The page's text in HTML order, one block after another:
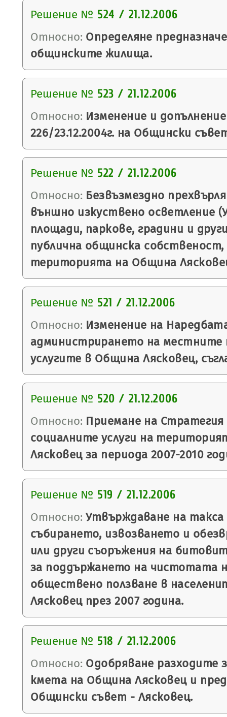
Решение № 524 / 21.12.2006
Относно: Определяне
общинските жилища.
Решение № 523 / 21.12.2006
Относно: Изменение и
226/23.12.2004г. на Общински
Решение № 522 / 21.12.2006
Относно: Безвъзмездно
външно изкуствено осветление
площади, паркове, градини и
публична общинска
територията на Община
Решение № 521 / 21.12.2006
Относно: Изменение на
администрирането на местните
услугите в Община Лясковец,
Решение № 520 / 21.12.2006
Относно: Приемане на
социалните услуги на
Лясковец за периода 2007-2010
Решение № 519 / 21.12.2006
Относно: Утвърждаване на такса
събирането, извозването и
или други съоръжения на
за поддържането на чистотата
обществено ползване в
Лясковец през 2007 година.
Решение № 518 / 21.12.2006
Относно: Одобряване разходите
кмета на Община Лясковец и
Общински съвет - Лясковец.